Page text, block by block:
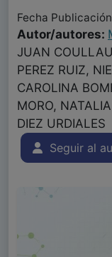
Fecha
Autor/autores:
JUAN
PEREZ RUIZ,
CAROLINA
MORO,
DIEZ URDIALES
Seguir al